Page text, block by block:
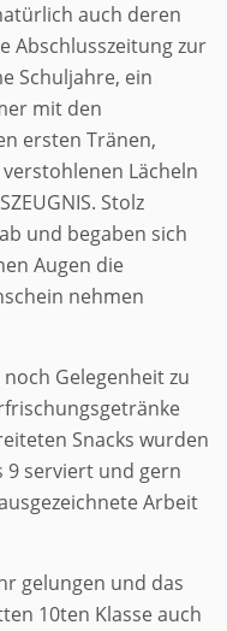
auch deren
Abschlusszeitung zur
Schuljahre, ein
mit den
ersten Tränen,
Lächeln
Stolz
und begaben sich
Augen die
nehmen
Gelegenheit zu
Snacks wurden
9 serviert und gern
Arbeit
gelungen und das
10ten Klasse auch